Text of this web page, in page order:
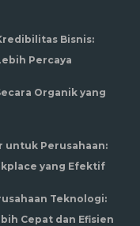
Bisnis:
Percaya
Organik yang
untuk Perusahaan:
yang Efektif
Teknologi:
Cepat dan Efisien